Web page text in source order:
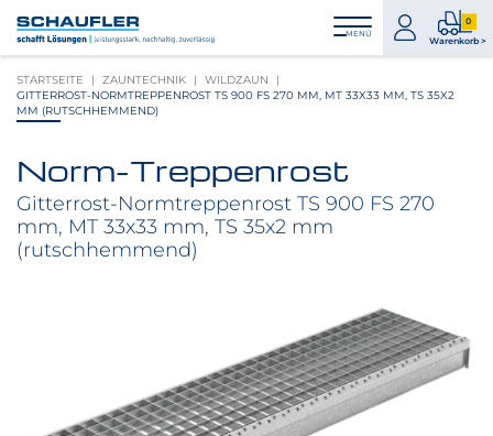
Inhalt
Hauptnavigation
Footernavigation
Logo
Schaufler
verlinkt
zur
MENÜ
zum
Konto
0
Warenkorb >
0
STARTSEITE ZAUNTECHNIK
WILDZAUN
GITTERROST-NORMTREPPENROST TS 900 FS 270 MM, MT 33X33 MM, TS 35X2
MM (RUTSCHHEMMEND)
Produktbilder
Norm-Treppenrost
Gitterrost-Normtreppenrost TS 900 FS 270
mm, MT 33x33 mm, TS 35x2 mm
(rutschhemmend)